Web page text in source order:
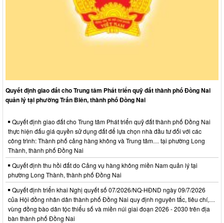
Quyết định giao đất cho Trung tâm Phát triển quỹ đất thành phố Đồng Nai
quản lý tại phường Trấn Biên, thành phố Đồng Nai
Quyết định giao đất cho Trung tâm Phát triển quỹ đất thành phố Đồng Nai
thực hiện đấu giá quyền sử dụng đất để lựa chọn nhà đầu tư đối với các
công trình: Thành phố cảng hàng không và Trung tâm… tại phường Long
Thành, thành phố Đồng Nai
Quyết định thu hồi đất do Cảng vụ hàng không miền Nam quản lý tại
phường Long Thành, thành phố Đồng Nai
Quyết định triển khai Nghị quyết số 07/2026/NQ-HĐND ngày 09/7/2026
của Hội đồng nhân dân thành phố Đồng Nai quy định nguyên tắc, tiêu chí,…
vùng đồng bào dân tộc thiểu số và miền núi giai đoạn 2026 - 2030 trên địa
bàn thành phố Đồng Nai